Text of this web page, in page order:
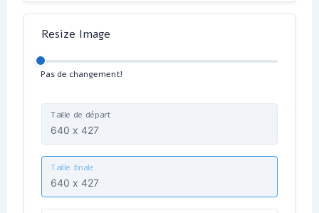
Resize Image
Pas de changement!
Taille de départ
Taille finale